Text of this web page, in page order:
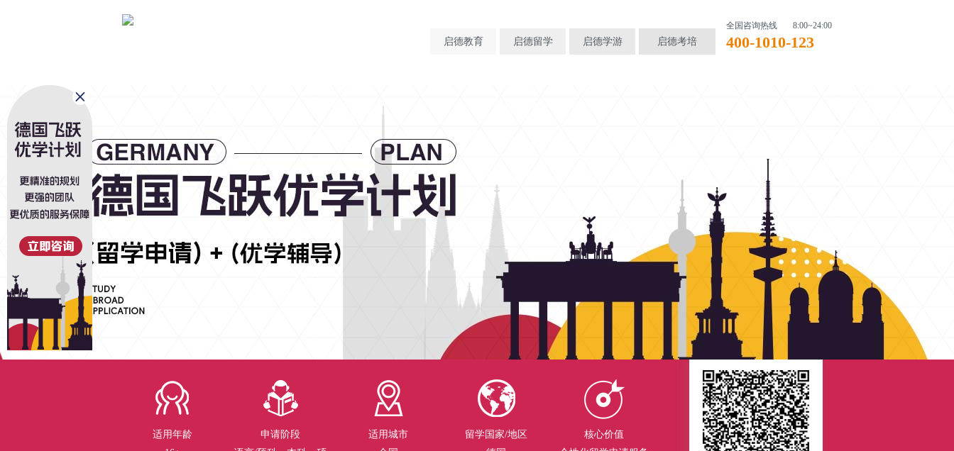
启德教育 启德留学 启德学游 启德考培
全国咨询热线 8:00~24:00
400-1010-123
适用年龄
申请阶段
适用城市
留学国家/地区
核心价值